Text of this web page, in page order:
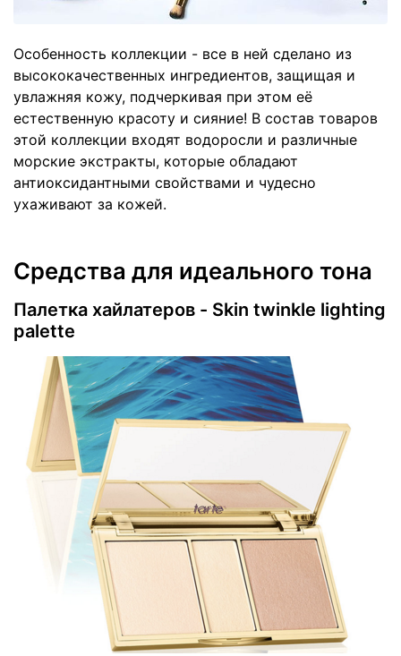
Особенность коллекции - все в ней сделано из
высококачественных ингредиентов, защищая и
увлажняя кожу, подчеркивая при этом её
естественную красоту и сияние! В состав товаров
этой коллекции входят водоросли и различные
морские экстракты, которые обладают
антиоксидантными свойствами и чудесно
ухаживают за кожей.
Средства для идеального тона
Палетка хайлатеров - Skin twinkle lighting
palette